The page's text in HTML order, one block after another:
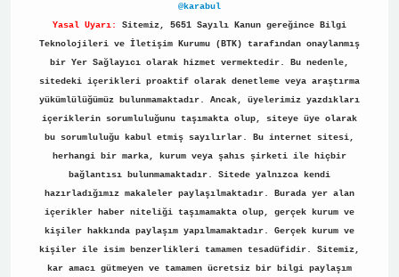
@karabul
Yasal Uyarı:
Sitemiz, 5651 Sayılı Kanun gereğince Bilgi
Teknolojileri ve İletişim Kurumu (BTK) tarafından onaylanmış
bir Yer Sağlayıcı olarak hizmet vermektedir. Bu nedenle,
sitedeki içerikleri proaktif olarak denetleme veya araştırma
yükümlülüğümüz bulunmamaktadır. Ancak, üyelerimiz yazdıkları
içeriklerin sorumluluğunu taşımakta olup, siteye üye olarak
bu sorumluluğu kabul etmiş sayılırlar. Bu internet sitesi,
herhangi bir marka, kurum veya şahıs şirketi ile hiçbir
bağlantısı bulunmamaktadır. Sitede yalnızca kendi
hazırladığımız makaleler paylaşılmaktadır. Burada yer alan
içerikler haber niteliği taşımamakta olup, gerçek kurum ve
kişiler hakkında paylaşım yapılmamaktadır. Gerçek kurum ve
kişiler ile isim benzerlikleri tamamen tesadüfidir. Sitemiz,
kar amacı gütmeyen ve tamamen ücretsiz bir bilgi paylaşım